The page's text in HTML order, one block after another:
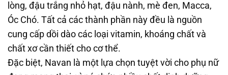
lòng, đậu trắng nhỏ hạt, đậu nành, mè đen, Macca,
Óc Chó. Tất cả các thành phần này đều là nguồn
cung cấp dồi dào các loại vitamin, khoáng chất và
chất xơ cần thiết cho cơ thể.
Đặc biệt, Navan là một lựa chọn tuyệt vời cho phụ nữ